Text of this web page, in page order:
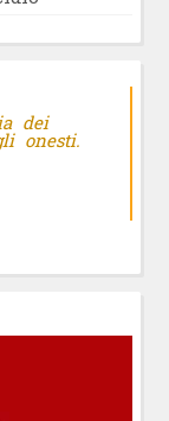
dei
onesti.